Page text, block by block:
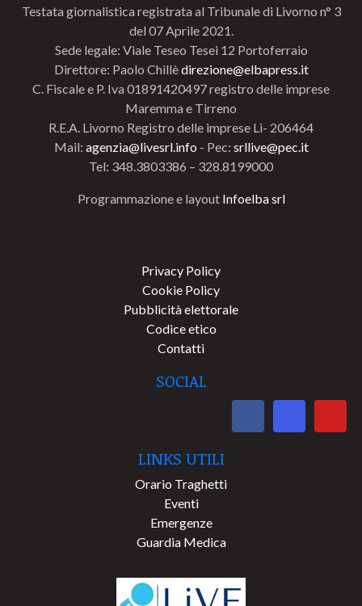
Testata giornalistica registrata al Tribunale di Livorno n° 3
del 07 Aprile 2021.
Sede legale: Viale Teseo Tesei 12 Portoferraio
Direttore: Paolo Chillèdirezione@elbapress.it
C. Fiscale e P. Iva 01891420497 registro delle imprese
Maremma e Tirreno
R.E.A. Livorno Registro delle imprese Li- 206464
Mail: agenzia@livesrl.info - Pec: srllive@pec.it
Tel: 348.3803386 – 328.8199000
Programmazione e layout Infoelba srl
Privacy Policy
Cookie Policy
Pubblicità elettorale
Codice etico
Contatti
SOCIAL
LINKS UTILI
Orario Traghetti
Eventi
Emergenze
Guardia Medica